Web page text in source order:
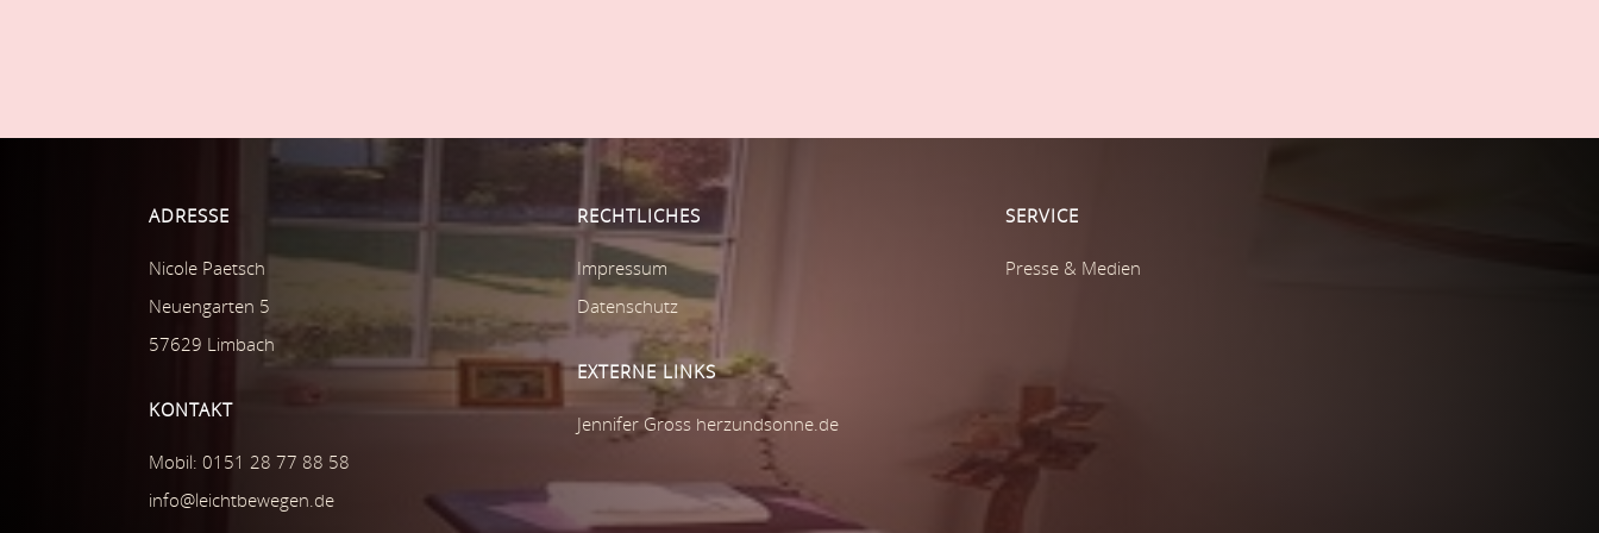
ADRESSE
Nicole Paetsch
Neuengarten 5
57629 Limbach
KONTAKT
Mobil: 0151 28 77 88 58
info@leichtbewegen.de
RECHTLICHES
Impressum
Datenschutz
EXTERNE LINKS
Jennifer Gross herzundsonne.de
SERVICE
Presse & Medien